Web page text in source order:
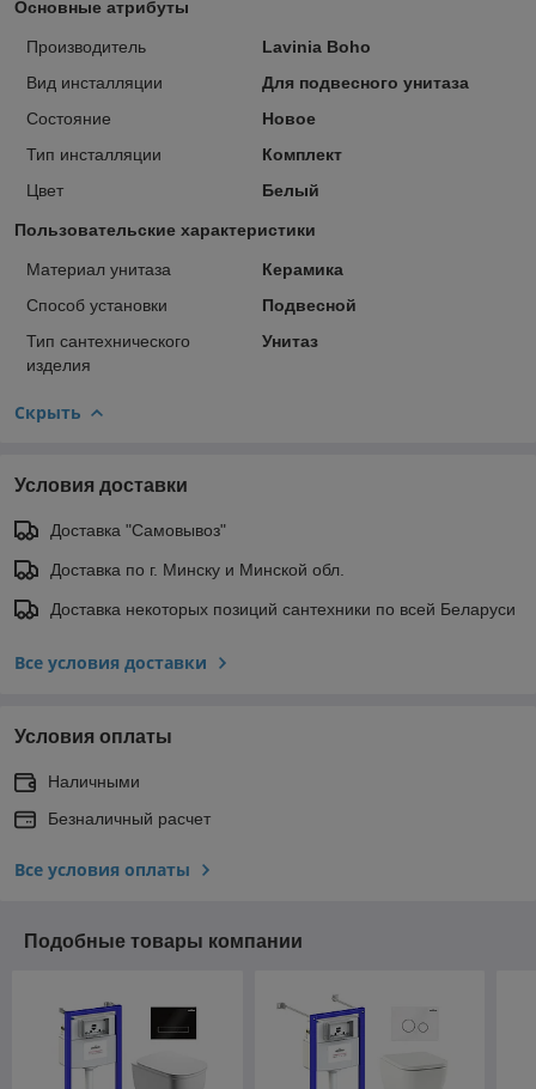
Основные атрибуты
Производитель
Lavinia Boho
Вид инсталляции
Для подвесного унитаза
Состояние
Новое
Тип инсталляции
Комплект
Цвет
Белый
Пользовательские характеристики
Материал унитаза
Керамика
Способ установки
Подвесной
Тип сантехнического
изделия
Унитаз
Скрыть
Условия доставки
Доставка "Самовывоз"
Доставка по г. Минску и Минской обл.
Доставка некоторых позиций сантехники по всей Беларуси
Все условия доставки
Условия оплаты
Наличными
Безналичный расчет
Все условия оплаты
Подобные товары компании